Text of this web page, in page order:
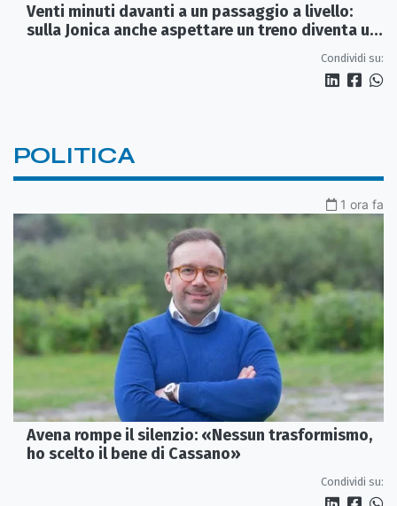
Venti minuti davanti a un passaggio a livello:
sulla Jonica anche aspettare un treno diventa un
Condividi su:
POLITICA
1 ora fa
Avena rompe il silenzio: «Nessun trasformismo,
ho scelto il bene di Cassano»
Condividi su: